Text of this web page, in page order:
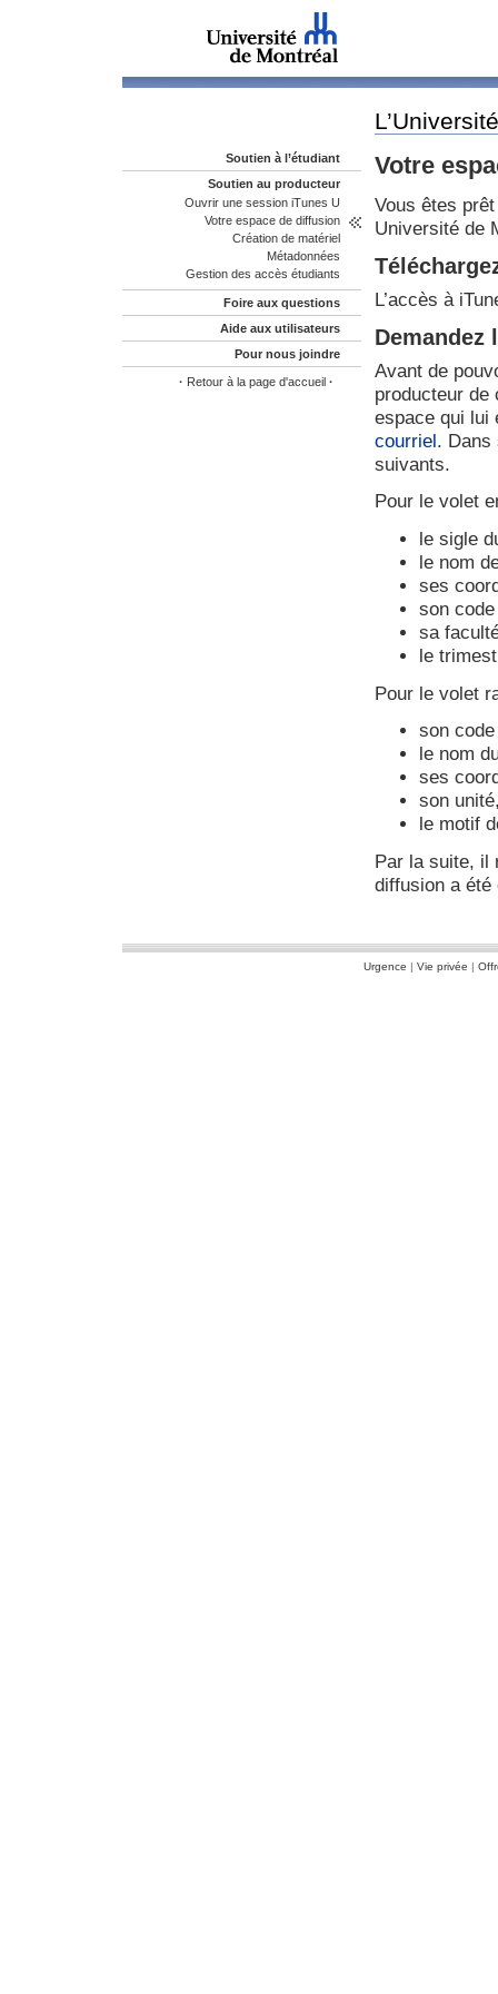
Soutien à l’étudiant
Soutien au producteur
Ouvrir une session iTunes U
Votre espace de diffusion
Création de matériel
Métadonnées
Gestion des accès étudiants
Foire aux questions
Aide aux utilisateurs
Pour nous joindre
· Retour à la page d'accueil ·
Votre
Vous êtes
Université de
L’accès à
Demandez
Avant de
producteur de
espace qui lui
courriel. Dans
suivants.
Pour le volet
le sigle
le nom
ses
son
sa
le
Pour le volet
son
le nom
ses
son
le motif
Par la suite, il
diffusion a
Urgence | Vie privée |